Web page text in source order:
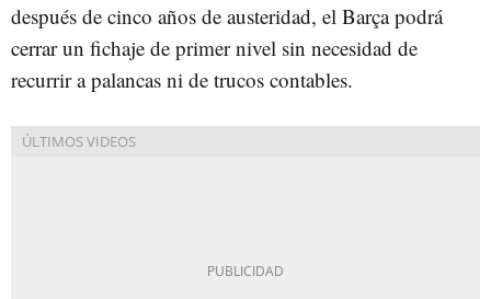
después de cinco años de austeridad, el Barça podrá
cerrar un fichaje de primer nivel sin necesidad de
recurrir a palancas ni de trucos contables.